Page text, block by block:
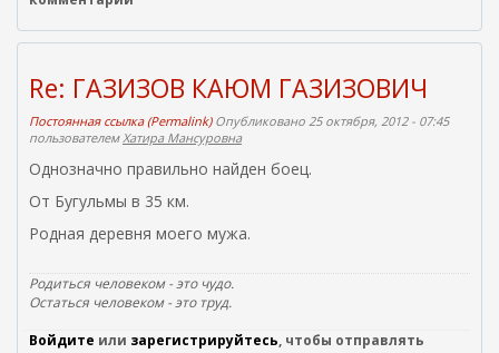
я
я
ы
л
а
)
Re: ГАЗИЗОВ КАЮМ ГАЗИЗОВИЧ
Постоянная ссылка (Permalink)Опубликовано 25 октября, 2012 - 07:45
пользователемХатира Мансуровна
Однозначно правильно найден боец.
От Бугульмы в 35 км.
Родная деревня моего мужа.
Родиться человеком - это чудо.
Остаться человеком - это труд.
Войдите или зарегистрируйтесь, чтобы отправлять